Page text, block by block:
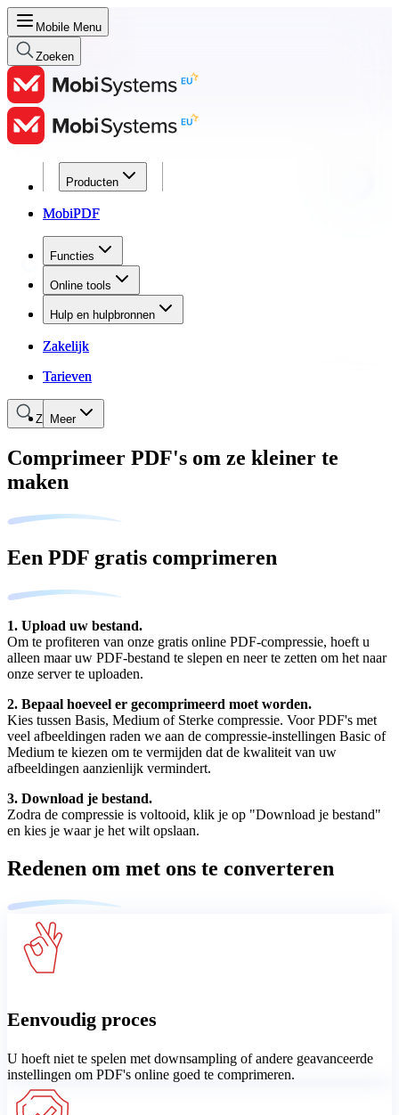
Mobile Menu
Zoeken
Producten
MobiPDF
Functies
Online tools
Hulp en hulpbronnen
Zakelijk
Tarieven
Meer
Producten
MobiPDF
Functies
Online tools
Hulp en hulpbronnen
Zakelijk
Tarieven
Zoeken
Comprimeer PDF's om ze kleiner te
maken
Een PDF gratis comprimeren
1. Upload uw bestand.
Om te profiteren van onze gratis online PDF-compressie, hoeft u
alleen maar uw PDF-bestand te slepen en neer te zetten om het naar
onze server te uploaden.
2. Bepaal hoeveel er gecomprimeerd moet worden.
Kies tussen Basis, Medium of Sterke compressie. Voor PDF's met
veel afbeeldingen raden we aan de compressie-instellingen Basic of
Medium te kiezen om te vermijden dat de kwaliteit van uw
afbeeldingen aanzienlijk vermindert.
3. Download je bestand.
Zodra de compressie is voltooid, klik je op "Download je bestand"
en kies je waar je het wilt opslaan.
Redenen om met ons te converteren
Eenvoudig proces
U hoeft niet te spelen met downsampling of andere geavanceerde
instellingen om PDF's online goed te comprimeren.